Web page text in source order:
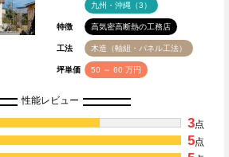
九州・沖縄（3）
特徴 高気密高断熱の工務店
工法 木造（軸組・パネル工法）
坪単価 50 ～ 60 万円
性能レビュー
3点
5点